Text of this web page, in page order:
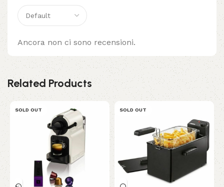
Ancora non ci sono recensioni.
Related Products
SOLD OUT SOLD OUT